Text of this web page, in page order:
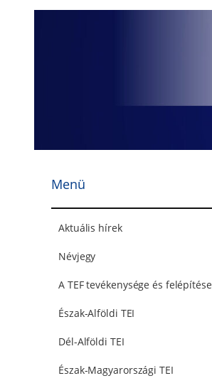
Menü
Aktuális hírek
Névjegy
A TEF tevékenysége és felépítése
Észak-Alföldi TEI
Dél-Alföldi TEI
Észak-Magyarországi TEI